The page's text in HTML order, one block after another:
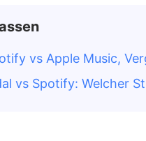
vs Apple Music,
vs Spotify: Welcher